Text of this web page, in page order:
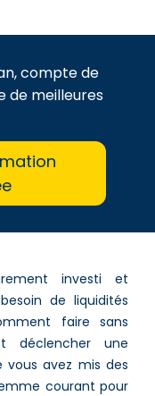
compte de
de meilleures
investi et
de liquidités
faire sans
déclencher une
vous avez mis des
courant pour